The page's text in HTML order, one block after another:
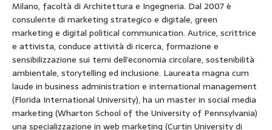
Milano, facoltà di Architettura e Ingegneria. Dal 2007 è
consulente di marketing strategico e digitale, green
marketing e digital political communication. Autrice, scrittrice
e attivista, conduce attività di ricerca, formazione e
sensibilizzazione sui temi dell’economia circolare, sostenibilità
ambientale, storytelling ed inclusione. Laureata magna cum
laude in business administration e international management
(Florida International University), ha un master in social media
marketing (Wharton School of the University of Pennsylvania)
una specializzazione in web marketing (Curtin University di